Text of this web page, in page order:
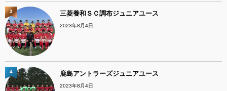
三菱養和ＳＣ調布ジュニアユース
2023年8月4日
3
鹿島アントラーズジュニアユース
2023年8月4日
4